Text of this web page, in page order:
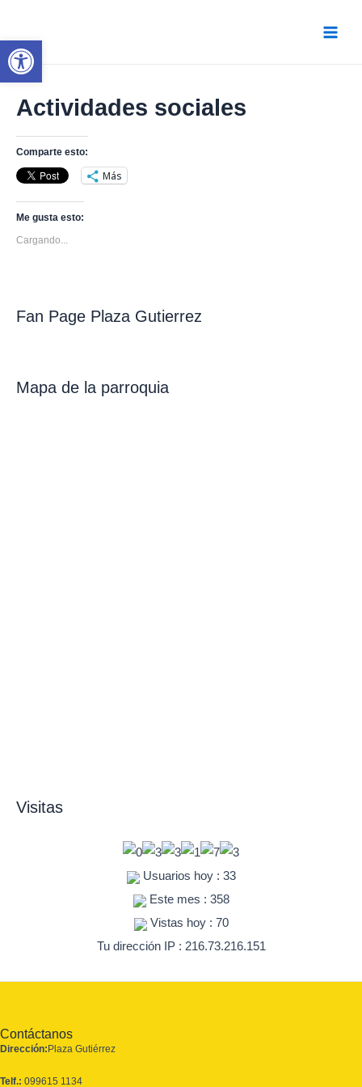
Main
Actividades sociales
Comparte esto:
Más
Me gusta esto:
Cargando...
Fan Page Plaza Gutierrez
Mapa de la parroquia
Visitas
Usuarios hoy : 33
Este mes : 358
Vistas hoy : 70
Tu dirección IP : 216.73.216.151
Contáctanos
Dirección: Plaza Gutiérrez
Telf.: 099615 1134
Abrir barra de herramientas